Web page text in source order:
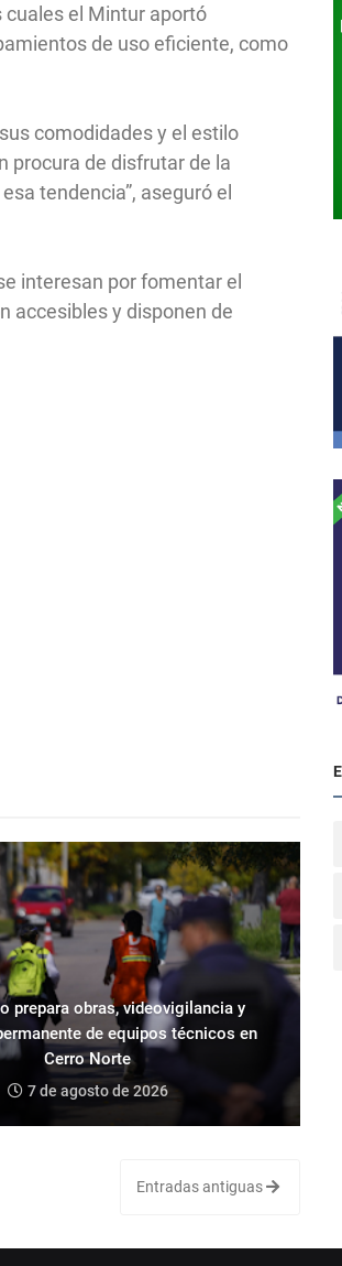
cuales el Mintur aportó
de uso eficiente, como
comodidades y el estilo
procura de disfrutar de la
tendencia”, aseguró el
interesan por fomentar el
accesibles y disponen de
prepara obras, videovigilancia y
de equipos técnicos en
Cerro Norte
7 de agosto de 2026
Entradas antiguas